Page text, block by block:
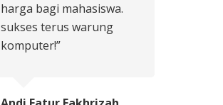
harga bagi mahasiswa.
sukses terus warung
komputer!”